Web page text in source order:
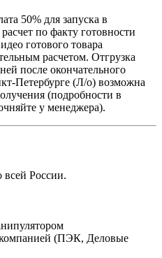
50% для запуска в
по факту готовности
готового товара
расчетом. Отгрузка
после окончательного
Петербурге (Л/о) возможна
(подробности в
у менеджера).
России.
компанией (ПЭК, Деловые